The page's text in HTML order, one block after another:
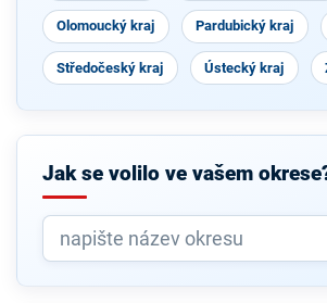
Olomoucký kraj Pardubický kraj
Středočeský kraj Ústecký kraj
Jak se volilo ve vašem